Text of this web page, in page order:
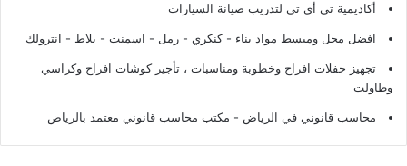
أكاديمية تي أي تي لتدريب صيانة السيارات
افضل محل ومبسط مواد بناء - كنكري - رمل - اسمنت - بلاط - انترولك
تجهيز حفلات افراح وخطوبة ومناسبات ، تأجير كوشات افراح وكراسي
وطاولت
محاسب قانوني في الرياض - مكتب محاسب قانوني معتمد بالرياض